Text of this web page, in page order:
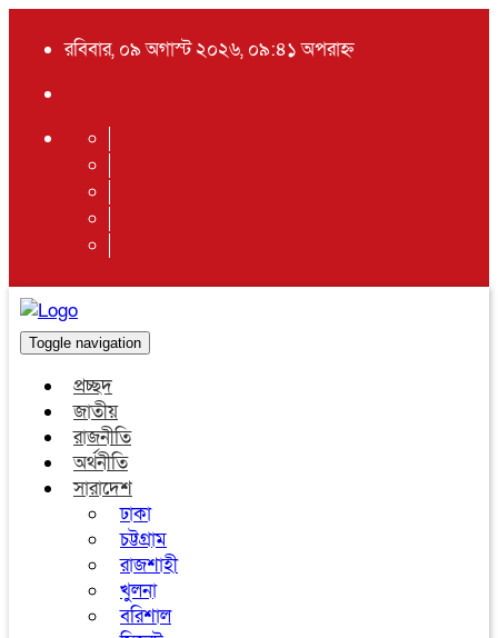
রবিবার, ০৯ অগাস্ট ২০২৬, ০৯:৪১ অপরাহ্ন
Toggle navigation
প্রচ্ছদ
জাতীয়
রাজনীতি
অর্থনীতি
সারাদেশ
ঢাকা
চট্টগ্রাম
রাজশাহী
খুলনা
বরিশাল